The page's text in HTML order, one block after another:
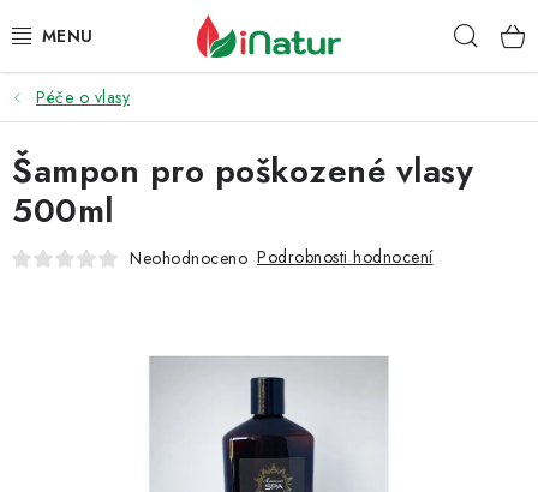
na
POTRAVINY
OŘECHY A SUŠENÉ PLODY
SNACKY
EKO DROGERIE A KOSMETIKA
Péče o vlasy
Šampon pro poškozené vlasy
500ml
Neohodnoceno Podrobnosti hodnocení